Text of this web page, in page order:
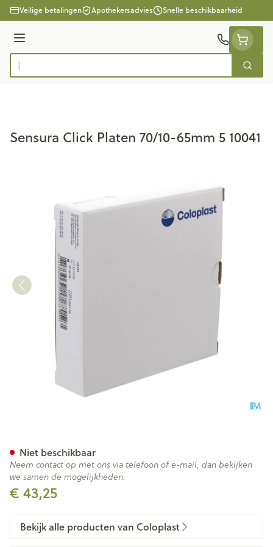
Ga naar de inhoud
Veilige betalingen Apothekersadvies Snelle beschikbaarheid
Menu
Product, merk, categorie...
Zoek
Sensura Click Platen 70/10-65mm 5 10041
€ 43,25
Niet beschikbaar
Neem contact op met ons via telefoon of e-mail, dan bekijken
we samen de mogelijkheden.
Bekijk alle producten van Coloplast